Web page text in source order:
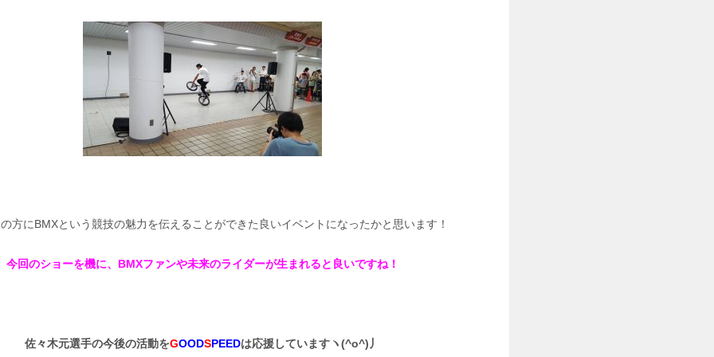
方にBMXという競技の魅力を伝えることができた良いイベントになったかと思います！
今回のショーを機に、BMXファンや未来のライダーが生まれると良いですね！
佐々木元選手の今後の活動をGOODSPEEDは応援していますヽ(^o^)丿